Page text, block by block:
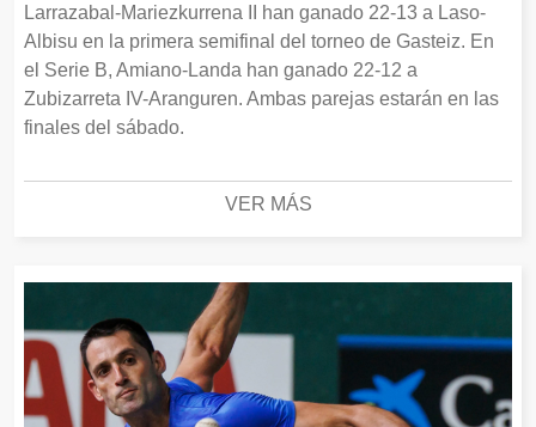
Larrazabal-Mariezkurrena II han ganado 22-13 a Laso-
Albisu en la primera semifinal del torneo de Gasteiz. En
el Serie B, Amiano-Landa han ganado 22-12 a
Zubizarreta IV-Aranguren. Ambas parejas estarán en las
finales del sábado.
VER MÁS